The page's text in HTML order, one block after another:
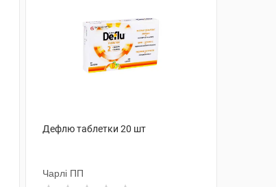
Дефлю таблетки 20 шт
Чарлі ПП